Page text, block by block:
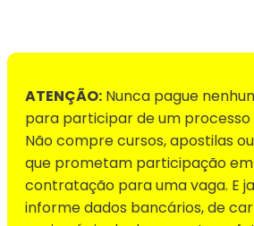
ATENÇÃO: Nunca pague
para participar de um processo
Não compre cursos, apostilas
que prometam participação
contratação para uma vaga. E
informe dados bancários, de